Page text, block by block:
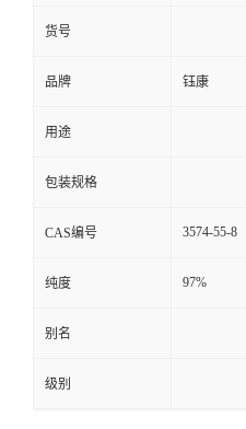
货号
品牌 钰康
用途
包装规格
CAS编号 3574-55-8
纯度 97%
别名
级别